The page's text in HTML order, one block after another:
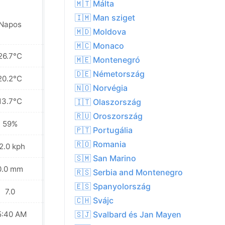
59%
kph
mm
7.0
AM
Részben felhős
20.6°C
17.5°C
14.5°C
25.6 kph
3.1 mm
6.0
05:42 AM
🇲🇹 Málta
🇮🇲 Man sziget
🇲🇩 Moldova
🇲🇨 Monaco
🇲🇪 Montenegró
🇩🇪 Németország
🇳🇴 Norvégia
🇮🇹 Olaszország
🇷🇺 Oroszország
🇵🇹 Portugália
🇷🇴 Romania
🇸🇲 San Marino
🇷🇸 Serbia and Montenegro
🇪🇸 Spanyolország
🇨🇭 Svájc
🇸🇯 Svalbard és Jan Mayen